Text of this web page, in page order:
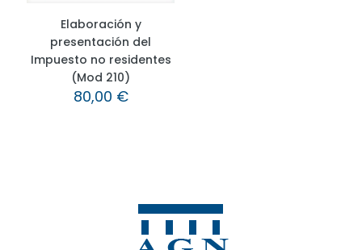
Elaboración y
presentación del
Impuesto no residentes
(Mod 210)
80,00 €